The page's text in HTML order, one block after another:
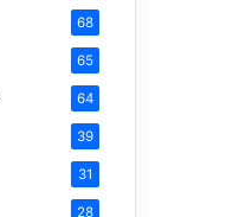
68
65
64
39
31
28